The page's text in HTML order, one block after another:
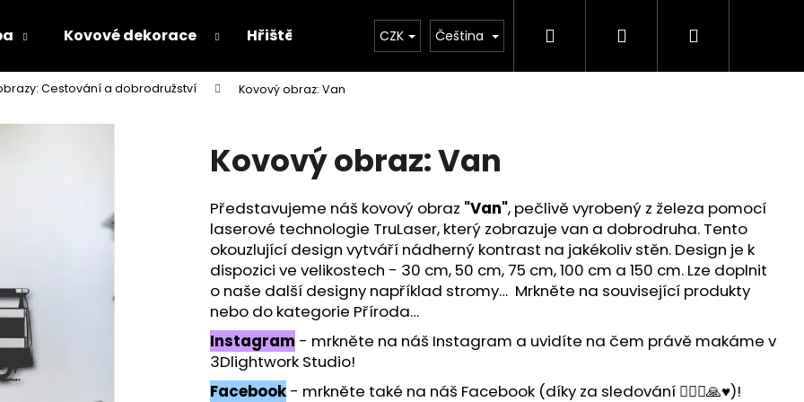
Kovové dekorace Hřiště Proces výroby našich výrobků Vlastní design - Váš
CZK Čeština Hledat PřihlášeníNákupní
Cestování a dobrodružství Kovový obraz: Van
Kovový obraz: Van
Představujeme náš kovový obraz "Van", pečlivě vyrobený z železa pomocí
laserové technologie TruLaser, který zobrazuje van a dobrodruha. Tento
okouzlující design vytváří nádherný kontrast na jakékoliv stěn. Design je k
dispozici ve velikostech - 30 cm, 50 cm, 75 cm, 100 cm a 150 cm. Lze doplnit
o naše další designy například stromy… Mrkněte na související produkty
nebo do kategorie Příroda…
Instagram - mrkněte na náš Instagram a uvidíte na čem právě makáme v
3Dlightwork Studio!
Facebook - mrkněte také na náš Facebook (díky za sledování 🙋🏻‍♂️🙏♥️)!
Co potřebujete najít?
HLEDAT
Doporučujeme